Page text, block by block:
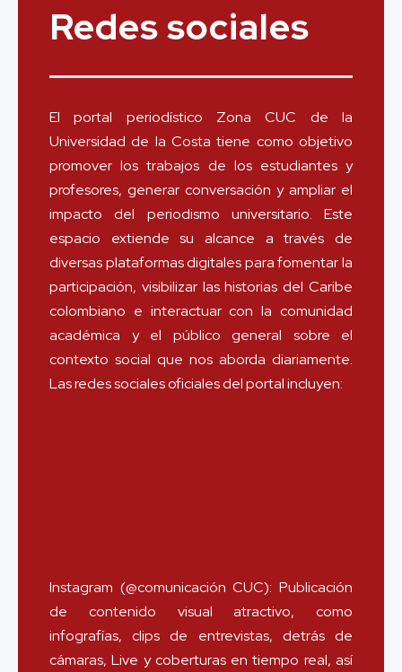
Redes sociales
El portal periodístico Zona CUC de la
Universidad de la Costa tiene como objetivo
promover los trabajos de los estudiantes y
profesores, generar conversación y ampliar el
impacto del periodismo universitario. Este
espacio extiende su alcance a través de
diversas plataformas digitales para fomentar la
participación, visibilizar las historias del Caribe
colombiano e interactuar con la comunidad
académica y el público general sobre el
contexto social que nos aborda diariamente.
Las redes sociales oficiales del portal incluyen:
Instagram (@comunicación CUC): Publicación
de contenido visual atractivo, como
infografías, clips de entrevistas, detrás de
cámaras, Live y coberturas en tiempo real, así